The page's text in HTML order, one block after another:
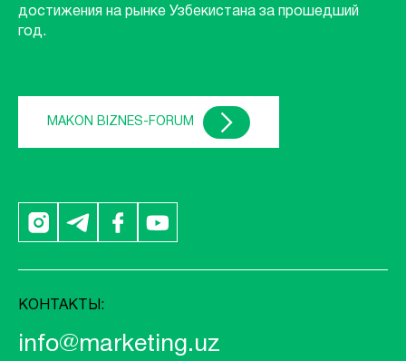
достижения на рынке Узбекистана за прошедший
год.
MAKON BIZNES-FORUM
КОНТАКТЫ:
info@marketing.uz